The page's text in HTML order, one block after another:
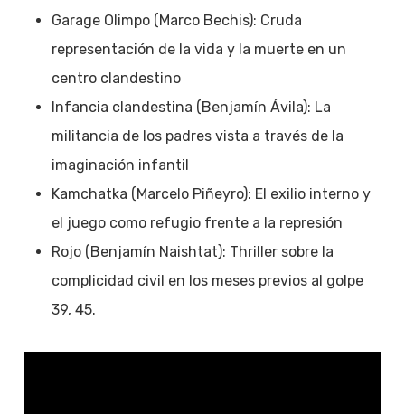
Garage Olimpo (Marco Bechis): Cruda
representación de la vida y la muerte en un
centro clandestino
Infancia clandestina (Benjamín Ávila): La
militancia de los padres vista a través de la
imaginación infantil
Kamchatka (Marcelo Piñeyro): El exilio interno y
el juego como refugio frente a la represión
Rojo (Benjamín Naishtat): Thriller sobre la
complicidad civil en los meses previos al golpe
39, 45.